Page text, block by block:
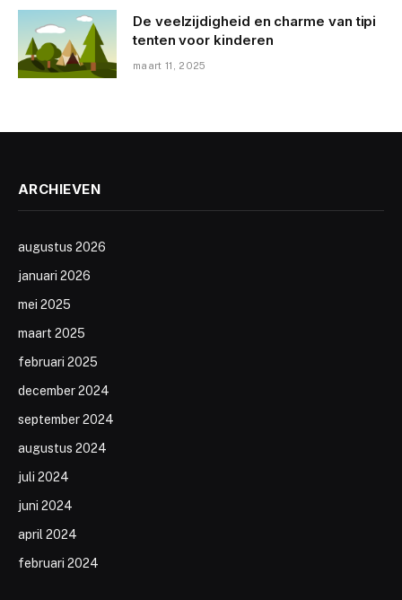
De veelzijdigheid en charme van tipi
tenten voor kinderen
maart 11, 2025
ARCHIEVEN
augustus 2026
januari 2026
mei 2025
maart 2025
februari 2025
december 2024
september 2024
augustus 2024
juli 2024
juni 2024
april 2024
februari 2024